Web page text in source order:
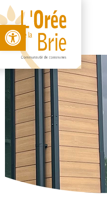
Open toolbar